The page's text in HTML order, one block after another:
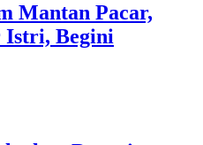
Mantan Pacar,
Istri, Begini